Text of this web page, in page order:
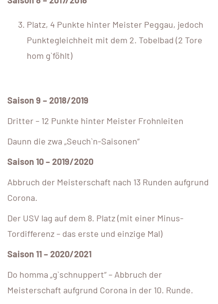
Platz, 4 Punkte hinter Meister Peggau, jedoch
Punktegleichheit mit dem 2. Tobelbad (2 Tore
hom g`föhlt)
Saison 9 – 2018/2019
Dritter – 12 Punkte hinter Meister Frohnleiten
Daunn die zwa „Seuch`n-Saisonen“
Saison 10 – 2019/2020
Abbruch der Meisterschaft nach 13 Runden aufgrund
Corona.
Der USV lag auf dem 8. Platz (mit einer Minus-
Tordifferenz – das erste und einzige Mal)
Saison 11 – 2020/2021
Do homma „g`schnuppert“ – Abbruch der
Meisterschaft aufgrund Corona in der 10. Runde.